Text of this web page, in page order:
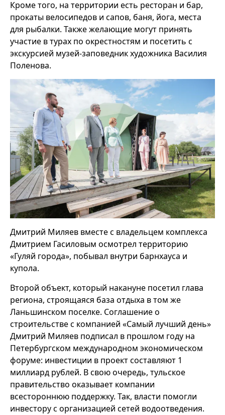
Кроме того, на территории есть ресторан и бар,
прокаты велосипедов и сапов, баня, йога, места
для рыбалки. Также желающие могут принять
участие в турах по окрестностям и посетить с
экскурсией музей-заповедник художника Василия
Поленова.
Дмитрий Миляев вместе с владельцем комплекса
Дмитрием Гасиловым осмотрел территорию
«Гуляй города», побывал внутри барнхауса и
купола.
Второй объект, который накануне посетил глава
региона, строящаяся база отдыха в том же
Ланьшинском поселке. Соглашение о
строительстве с компанией «Самый лучший день»
Дмитрий Миляев подписал в прошлом году на
Петербургском международном экономическом
форуме: инвестиции в проект составляют 1
миллиард рублей. В свою очередь, тульское
правительство оказывает компании
всестороннюю поддержку. Так, власти помогли
инвестору с организацией сетей водоотведения.